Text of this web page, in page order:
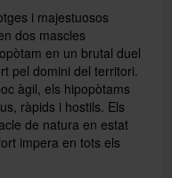
i majestuosos
dos mascles
en un brutal duel
pel domini del territori.
àgil, els hipopòtams
ràpids i hostils. Els
de natura en estat
impera en tots els